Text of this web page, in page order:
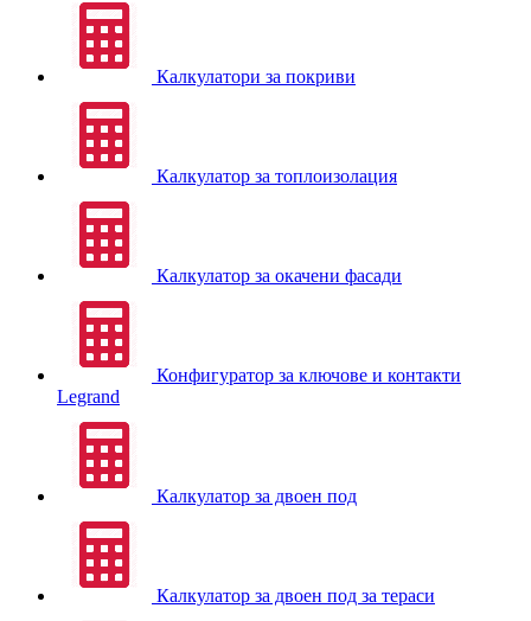
Калкулатори за покриви
Калкулатор за топлоизолация
Калкулатор за окачени фасади
Конфигуратор за ключове и контакти
Legrand
Калкулатор за двоен под
Калкулатор за двоен под за тераси